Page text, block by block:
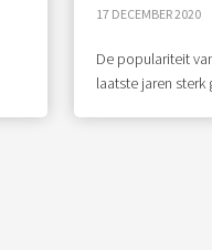
17 DECEMBER 2020
De populariteit
laatste jaren sterk